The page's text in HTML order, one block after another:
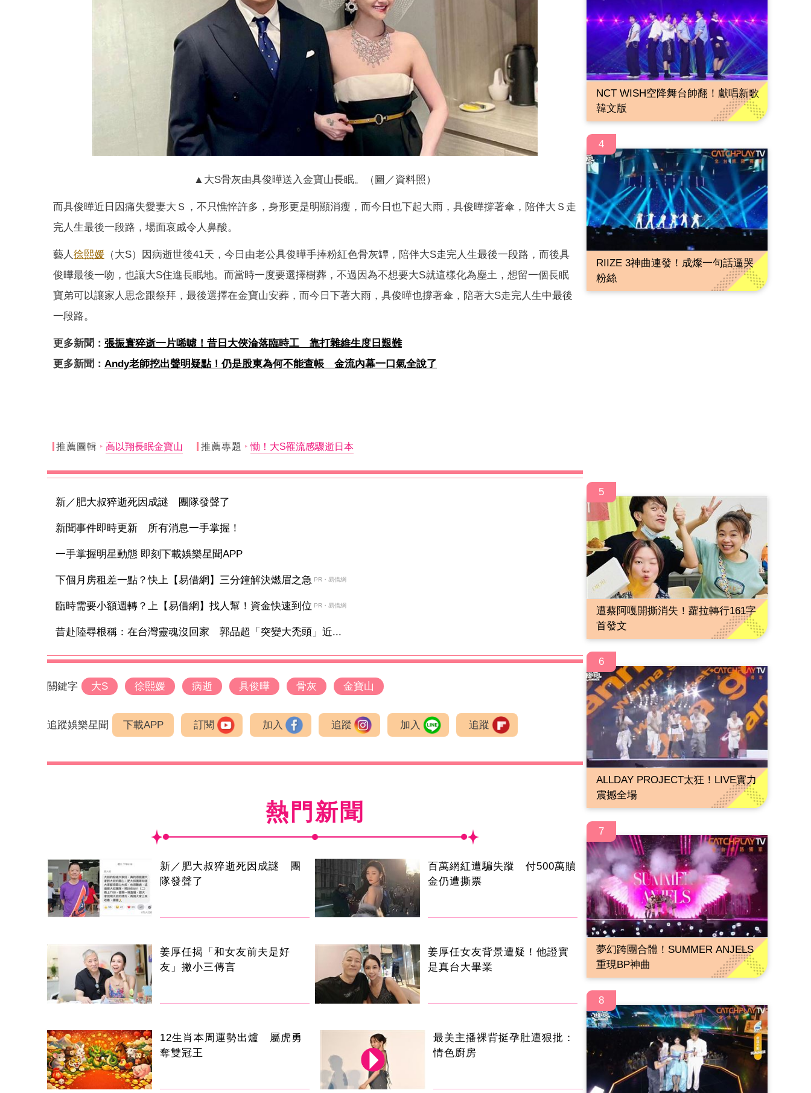
▲大S骨灰由具俊曄送入金寶山長眠。（圖／資料照）
而具俊曄近日因痛失愛妻大Ｓ，不只憔悴許多，身形更是明顯消瘦，而今日也下起大雨，具俊曄撐著傘，陪伴大Ｓ走
完人生最後一段路，場面哀戚令人鼻酸。
藝人徐熙媛 （大S）因病逝世後41天，今日由老公具俊曄手捧粉紅色骨灰罈，陪伴大S走完人生最後一段路，而後具
俊曄最後一吻，也讓大S住進長眠地。而當時一度要選擇樹葬，不過因為不想要大S就這樣化為塵土，想留一個長眠
寶弟可以讓家人思念跟祭拜，最後選擇在金寶山安葬，而今日下著大雨，具俊曄也撐著傘，陪著大S走完人生中最後
一段路。
更多新聞： 張振寰猝逝一片唏噓！昔日大俠淪落臨時工 靠打雜維生度日艱難
更多新聞： Andy老師挖出聲明疑點！仍是股東為何不能查帳 金流內幕一口氣全說了
推薦圖輯 高以翔長眠金寶山 推薦專題 慟！大S罹流感驟逝日本
新／肥大叔猝逝死因成謎 團隊發聲了
新聞事件即時更新 所有消息一手掌握！
一手掌握明星動態 即刻下載娛樂星聞APP
下個月房租差一點？快上【易借網】三分鐘解決燃眉之急 PR・易借網
臨時需要小額週轉？上【易借網】找人幫！資金快速到位 PR・易借網
昔赴陸尋根稱：在台灣靈魂沒回家 郭品超「突變大禿頭」近...
關鍵字 大S 徐熙媛 病逝 具俊曄 骨灰 金寶山
追蹤娛樂星聞 下載APP 訂閱 加入 追蹤 加入 追蹤
熱門新聞
新／肥大叔猝逝死因成謎 團
隊發聲了
百萬網紅遭騙失蹤 付500萬贖
金仍遭撕票
姜厚任揭「和女友前夫是好
友」撇小三傳言
姜厚任女友背景遭疑！他證實
是真台大畢業
12生肖本周運勢出爐 屬虎勇
奪雙冠王
最美主播裸背挺孕肚遭狠批：
情色廚房
NCT WISH空降舞台帥翻！獻唱新歌
韓文版
4
RIIZE 3神曲連發！成燦一句話逼哭
粉絲
5
遭蔡阿嘎開撕消失！蘿拉轉行161字
首發文
6
ALLDAY PROJECT太狂！LIVE實力
震撼全場
7
夢幻跨團合體！SUMMER ANJELS
重現BP神曲
8